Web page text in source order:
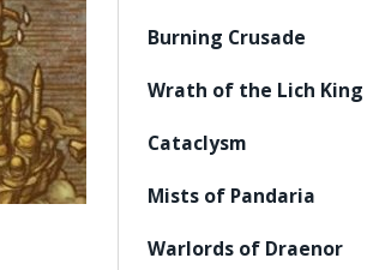
Burning Crusade
Wrath of the Lich King
Cataclysm
Mists of Pandaria
Warlords of Draenor